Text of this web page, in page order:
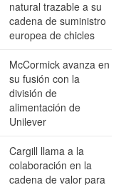
natural trazable a su
cadena de suministro
europea de chicles
McCormick avanza en
su fusión con la
división de
alimentación de
Unilever
Cargill llama a la
colaboración en la
cadena de valor para